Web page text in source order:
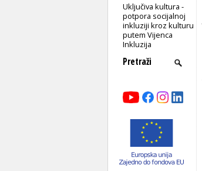
Uključiva kultura -
potpora socijalnoj
inkluziji kroz kulturu
putem Vijenca
Inkluzija